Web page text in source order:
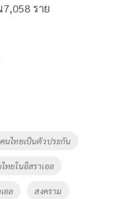
ราย
นไทยเป็นตัวประกัน
ทยในอิสราเอล
อล สงคราม